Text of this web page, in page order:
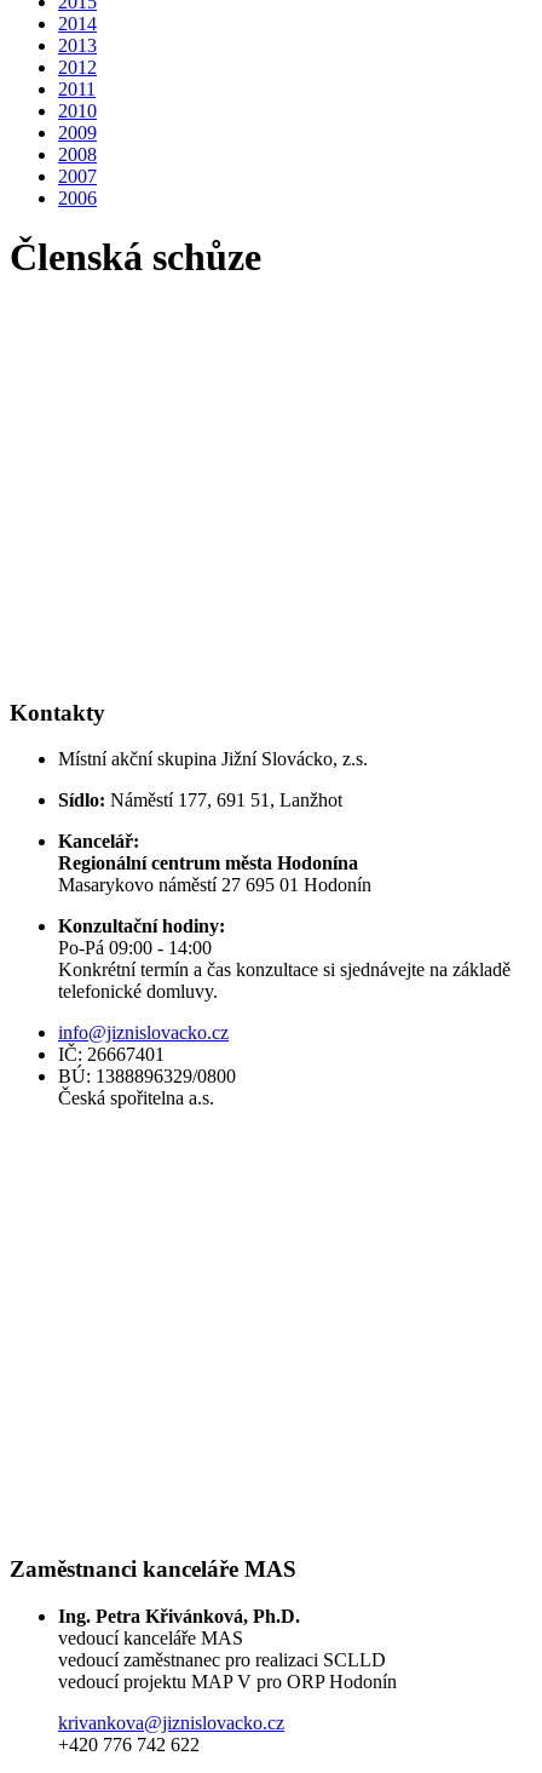
2014
2013
2012
2011
2010
2009
2008
2007
2006
Členská schůze
Kontakty
Místní akční skupina Jižní Slovácko, z.s.
Sídlo: Náměstí 177, 691 51, Lanžhot
Kancelář:
Regionální centrum města Hodonína
Masarykovo náměstí 27 695 01 Hodonín
Konzultační hodiny:
Po-Pá 09:00 - 14:00
Konkrétní termín a čas konzultace si sjednávejte na základě
telefonické domluvy.
info@jiznislovacko.cz
IČ: 26667401
BÚ: 1388896329/0800
Česká spořitelna a.s.
Zaměstnanci kanceláře MAS
Ing. Petra Křivánková, Ph.D.
vedoucí kanceláře MAS
vedoucí zaměstnanec pro realizaci SCLLD
vedoucí projektu MAP V pro ORP Hodonín
krivankova@jiznislovacko.cz
+420 776 742 622